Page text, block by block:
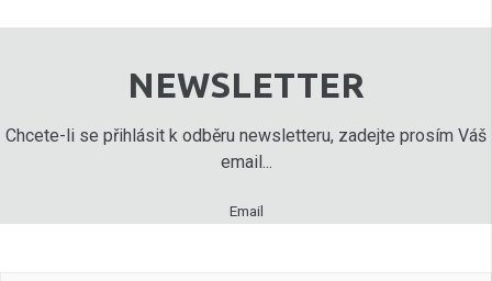
NEWSLETTER
Chcete-li se přihlásit k odběru newsletteru, zadejte prosím Váš
email...
Email